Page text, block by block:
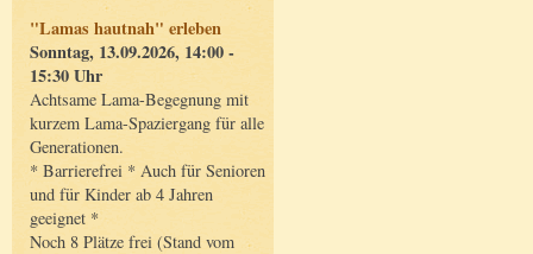
"Lamas hautnah" erleben
Sonntag, 13.09.2026, 14:00 -
15:30 Uhr
Achtsame Lama-Begegnung mit
kurzem Lama-Spaziergang für alle
Generationen.
* Barrierefrei * Auch für Senioren
und für Kinder ab 4 Jahren
geeignet *
Noch 8 Plätze frei (Stand vom